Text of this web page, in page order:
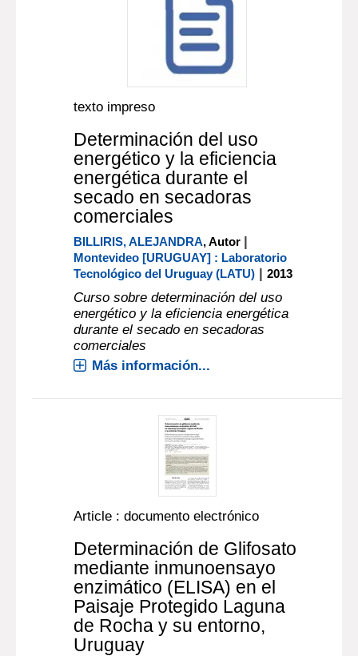
texto impreso
Determinación del uso
energético y la eficiencia
energética durante el
secado en secadoras
comerciales
BILLIRIS, ALEJANDRA, Autor |
Montevideo [URUGUAY] : Laboratorio
Tecnológico del Uruguay (LATU) |2013
Curso sobre determinación del uso
energético y la eficiencia energética
durante el secado en secadoras
comerciales
Más información...
Article : documento electrónico
Determinación de Glifosato
mediante inmunoensayo
enzimático (ELISA) en el
Paisaje Protegido Laguna
de Rocha y su entorno,
Uruguay